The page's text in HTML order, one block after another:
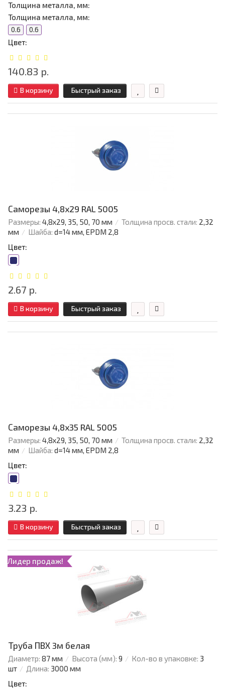
Толщина металла, мм:
Толщина металла, мм:
0.6 0.6
Цвет:
140.83 р.
В корзину Быстрый заказ
Саморезы 4,8х29 RAL 5005
Размеры: 4,8х29, 35, 50, 70 мм Толщина просв. стали: 2,32
мм
Шайба: d=14 мм, EPDM 2,8
Цвет:
2.67 р.
В корзину Быстрый заказ
Саморезы 4,8х35 RAL 5005
Размеры: 4,8х29, 35, 50, 70 мм Толщина просв. стали: 2,32
мм
Шайба: d=14 мм, EPDM 2,8
Цвет:
3.23 р.
В корзину Быстрый заказ
Лидер продаж!
Труба ПВХ 3м белая
Диаметр: 87 мм Высота (мм): 9 Кол-во в упаковке: 3
шт
Длина: 3000 мм
Цвет: